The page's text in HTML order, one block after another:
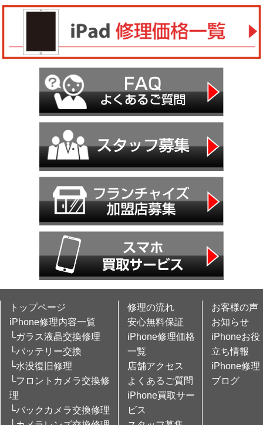
トップページ
iPhone修理内容一覧
└ガラス液晶交換修理
└バッテリー交換
└水没復旧修理
└フロントカメラ交換修
理
└バックカメラ交換修理
修理の流れ
安心無料保証
iPhone修理価格
一覧
店舗アクセス
よくあるご質問
iPhone買取サー
ビス
お客様の声
お知らせ
iPhoneお役
立ち情報
iPhone修理
ブログ